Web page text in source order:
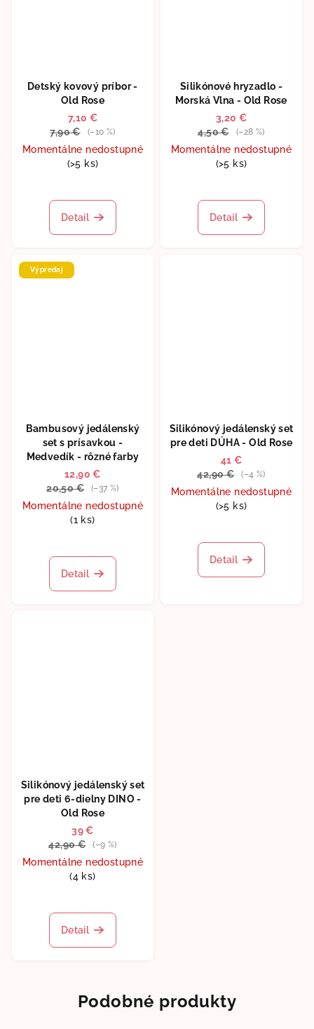
Detský kovový príbor -
Old Rose
7,10 €
7,90 €
(–10 %)
Momentálne nedostupné
(>5 ks)
Detail
Silikónové hryzadlo -
Morská Vlna - Old Rose
3,20 €
4,50 €
(–28 %)
Momentálne nedostupné
(>5 ks)
Detail
Výpredaj
Bambusový jedálenský
set s prísavkou -
Medvedík - rôzné farby
12,90 €
20,50 €
(–37 %)
Momentálne nedostupné
(1 ks)
hodnotenie
produktu
Detail
Silikónový jedálenský set
pre deti DÚHA - Old Rose
41 €
42,90 €
(–4 %)
Momentálne nedostupné
(>5 ks)
hodnotenie
produktu
Detail
Silikónový jedálenský set
pre deti 6-dielny DINO -
Old Rose
39 €
42,90 €
(–9 %)
Momentálne nedostupné
(4 ks)
Detail
Podobné produkty